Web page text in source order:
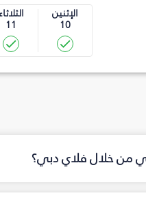
الإثنين
10
الثلاثاء
11
من خلال فلاي دبي؟